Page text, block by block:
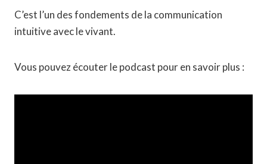
C’est l’un des fondements de la communication
intuitive avec le vivant.
Vous pouvez écouter le podcast pour en savoir plus :